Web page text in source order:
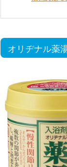
オリヂナル薬